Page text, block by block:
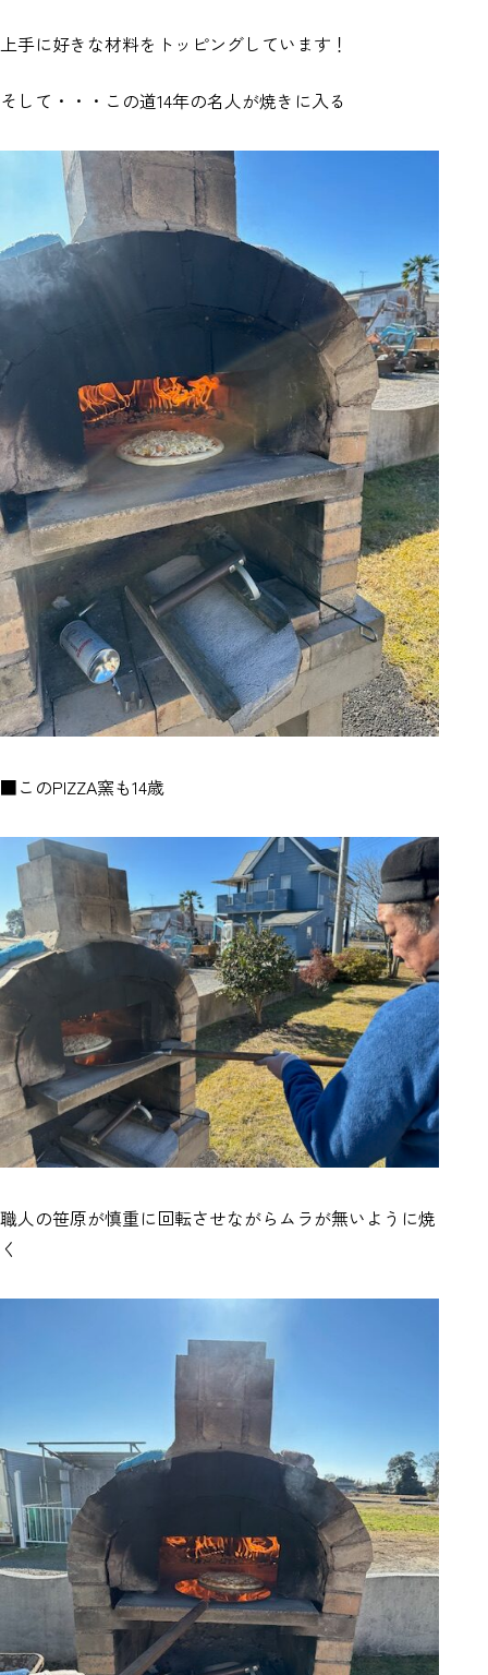
上手に好きな材料をトッピングしています！
そして・・・この道14年の名人が焼きに入る
■このPIZZA窯も14歳
職人の笹原が慎重に回転させながらムラが無いように焼
く